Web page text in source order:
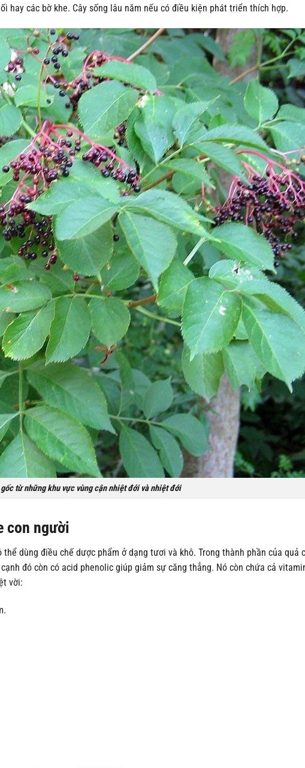
hay các bờ khe. Cây sống lâu năm nếu có điều kiện phát triển thích hợp.
gốc từ những khu vực vùng cận nhiệt đới và nhiệt đới
con người
dùng điều chế dược phẩm ở dạng tươi và khô. Trong thành phần của quả
đó còn có acid phenolic giúp giảm sự căng thẳng. Nó còn chứa cả
vời: